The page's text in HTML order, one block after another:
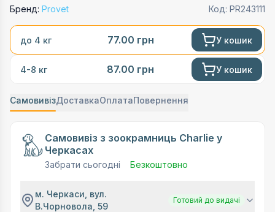
Бренд: Provet Код: PR243111
до 4 кг 77.00 грн У кошик
4-8 кг 87.00 грн У кошик
СамовивізДоставкаОплатаПовернення
Самовивіз з зоокрамниць Charlie у
Черкасах
Забрати сьогодні Безкоштовно
м. Черкаси, вул.
В.Чорновола, 59
Готовий до видачі